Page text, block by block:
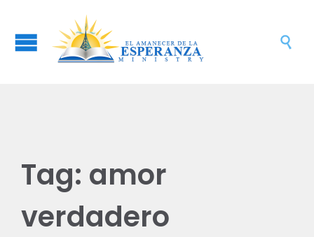

Tag: amor
verdadero